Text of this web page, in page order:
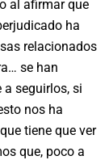
al afirmar que
ha
relacionados
se han
seguirlos, si
nos ha
tiene que ver
que, poco a